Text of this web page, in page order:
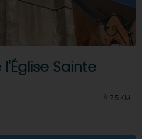
Sainte
À 7.5 KM